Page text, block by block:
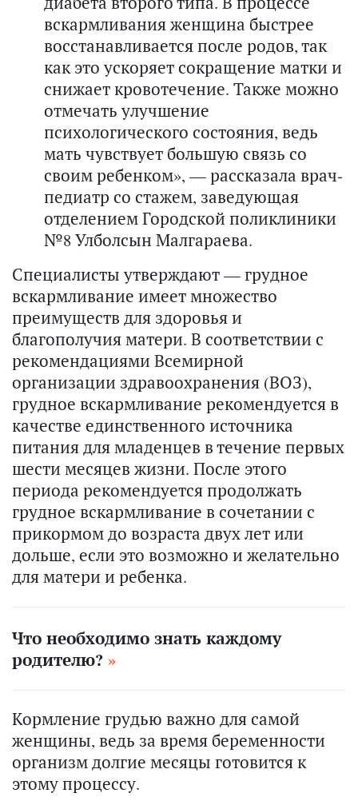
вскармливания женщина быстрее
восстанавливается после родов, так
как это ускоряет сокращение матки и
снижает кровотечение. Также можно
отмечать улучшение
психологического состояния, ведь
мать чувствует большую связь со
своим ребенком», — рассказала врач-
педиатр со стажем, заведующая
отделением Городской поликлиники
№8 Улболсын Малгараева.
Специалисты утверждают — грудное
вскармливание имеет множество
преимуществ для здоровья и
благополучия матери. В соответствии с
рекомендациями Всемирной
организации здравоохранения (ВОЗ),
грудное вскармливание рекомендуется в
качестве единственного источника
питания для младенцев в течение первых
шести месяцев жизни. После этого
периода рекомендуется продолжать
грудное вскармливание в сочетании с
прикормом до возраста двух лет или
дольше, если это возможно и желательно
для матери и ребенка.
Что необходимо знать каждому
родителю?
Кормление грудью важно для самой
женщины, ведь за время беременности
организм долгие месяцы готовится к
этому процессу.